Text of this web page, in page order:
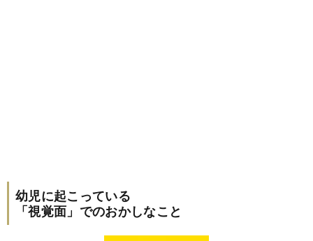
幼児に起こっている
「視覚面」でのおかしなこと